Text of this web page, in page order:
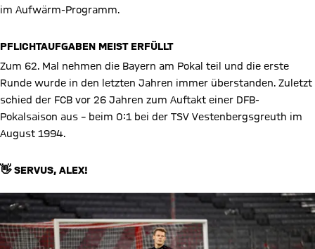
im Aufwärm-Programm.
PFLICHTAUFGABEN MEIST ERFÜLLT
Zum 62. Mal nehmen die Bayern am Pokal teil und die erste
Runde wurde in den letzten Jahren immer überstanden. Zuletzt
schied der FCB vor 26 Jahren zum Auftakt einer DFB-
Pokalsaison aus – beim 0:1 bei der TSV Vestenbergsgreuth im
August 1994.
👋 SERVUS, ALEX!